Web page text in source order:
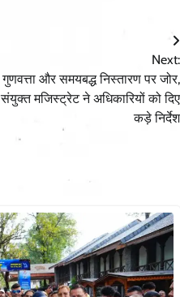
Next:
गुणवत्ता और समयबद्ध निस्तारण पर जोर,
संयुक्त मजिस्ट्रेट ने अधिकारियों को दिए
कड़े निर्देश